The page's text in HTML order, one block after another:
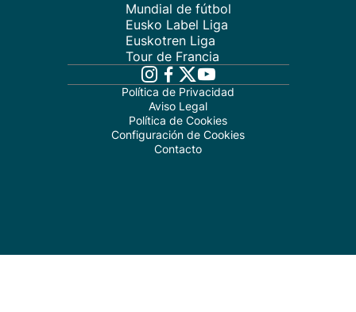
Mundial de fútbol
Eusko Label Liga
Euskotren Liga
Tour de Francia
Política de Privacidad
Aviso Legal
Política de Cookies
Configuración de Cookies
Contacto